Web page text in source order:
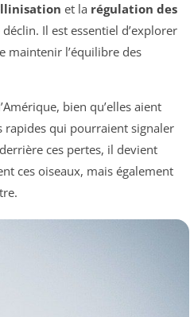
et la régulation des
Il est essentiel d’explorer
maintenir l’équilibre des
bien qu’elles aient
rapides qui pourraient signaler
ces pertes, il devient
ces oiseaux, mais également